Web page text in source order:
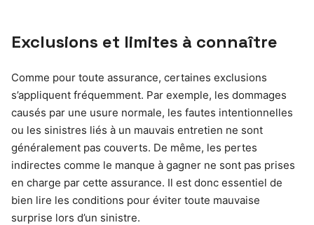
Exclusions et limites à connaître
Comme pour toute assurance, certaines exclusions
s’appliquent fréquemment. Par exemple, les dommages
causés par une usure normale, les fautes intentionnelles
ou les sinistres liés à un mauvais entretien ne sont
généralement pas couverts. De même, les pertes
indirectes comme le manque à gagner ne sont pas prises
en charge par cette assurance. Il est donc essentiel de
bien lire les conditions pour éviter toute mauvaise
surprise lors d’un sinistre.